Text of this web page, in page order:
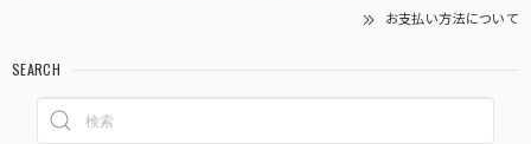
お支払い方法について
SEARCH